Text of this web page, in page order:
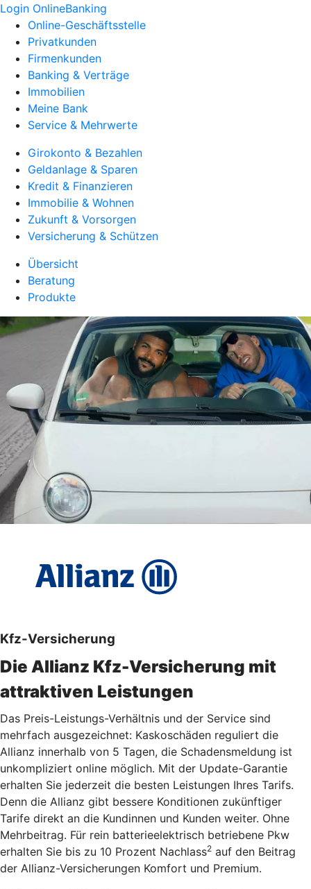
Login OnlineBanking
Online-Geschäftsstelle
Privatkunden
Firmenkunden
Banking & Verträge
Immobilien
Meine Bank
Service & Mehrwerte
Girokonto & Bezahlen
Geldanlage & Sparen
Kredit & Finanzieren
Immobilie & Wohnen
Zukunft & Vorsorgen
Versicherung & Schützen
Übersicht
Beratung
Produkte
Kfz-Versicherung
Die Allianz Kfz-Versicherung mit
attraktiven Leistungen
Das Preis-Leistungs-Verhältnis und der Service sind
mehrfach ausgezeichnet: Kaskoschäden reguliert die
Allianz innerhalb von 5 Tagen, die Schadensmeldung ist
unkompliziert online möglich. Mit der Update-Garantie
erhalten Sie jederzeit die besten Leistungen Ihres Tarifs.
Denn die Allianz gibt bessere Konditionen zukünftiger
Tarife direkt an die Kundinnen und Kunden weiter. Ohne
Mehrbeitrag. Für rein batterieelektrisch betriebene Pkw
erhalten Sie bis zu 10 Prozent Nachlass2 auf den Beitrag
der Allianz-Versicherungen Komfort und Premium.